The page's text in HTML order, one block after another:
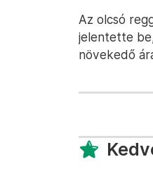
Az olcsó
jelentette
növekedő